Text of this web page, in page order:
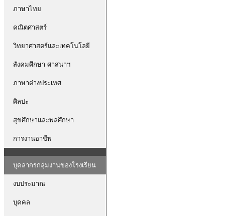
ภาษาไทย
คณิตศาสตร์
วิทยาศาสตร์และเทคโนโลยี
สังคมศึกษา ศาสนาฯ
ภาษาต่างประเทศ
ศิลปะ
สุขศึกษาและพลศึกษา
การงานอาชีพ
บุคลากรกลุ่มงานของโรงเรียน
งบประมาณ
บุคคล